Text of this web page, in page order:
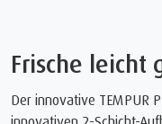
Frische leicht
Der innovative TEMPUR